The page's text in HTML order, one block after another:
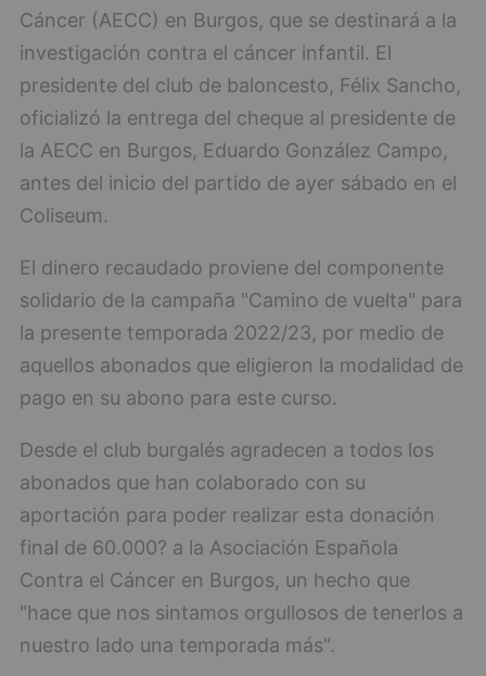
Cáncer (AECC) en Burgos, que se destinará a la
investigación contra el cáncer infantil. El
presidente del club de baloncesto, Félix Sancho,
oficializó la entrega del cheque al presidente de
la AECC en Burgos, Eduardo González Campo,
antes del inicio del partido de ayer sábado en el
Coliseum.
El dinero recaudado proviene del componente
solidario de la campaña "Camino de vuelta" para
la presente temporada 2022/23, por medio de
aquellos abonados que eligieron la modalidad de
pago en su abono para este curso.
Desde el club burgalés agradecen a todos los
abonados que han colaborado con su
aportación para poder realizar esta donación
final de 60.000? a la Asociación Española
Contra el Cáncer en Burgos, un hecho que
"hace que nos sintamos orgullosos de tenerlos a
nuestro lado una temporada más".